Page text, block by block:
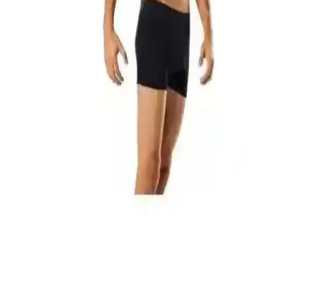
Jack & Jones Tyler serisine ait 5'li boxer paketi, yüksek pamuk oranı
ve elastan içeriğiyle konfor ve dayanıklılık sunar. Farklı desen ve
renk seçenekleriyle günlük kullanım için ideal, ancak beden uyumu
ve dayanıklılık konusunda dikkatli olunmalı.
Erkek Bej Günlük Ayakkabılar: Şıklık ve Konforu
Bej erkek günlük ayakkabılar, çok yönlü kullanımı ve şık
görünümüyle günlük yaşamda ideal tercih. Kaliteli malzeme ve
uygun tasarımla uzun ömürlü ve rahat kullanım sağlar.
Dündar Bambu Erkek Çorapları Karşılaştırması:
Malzeme, Konfor ve Dayanıklılık